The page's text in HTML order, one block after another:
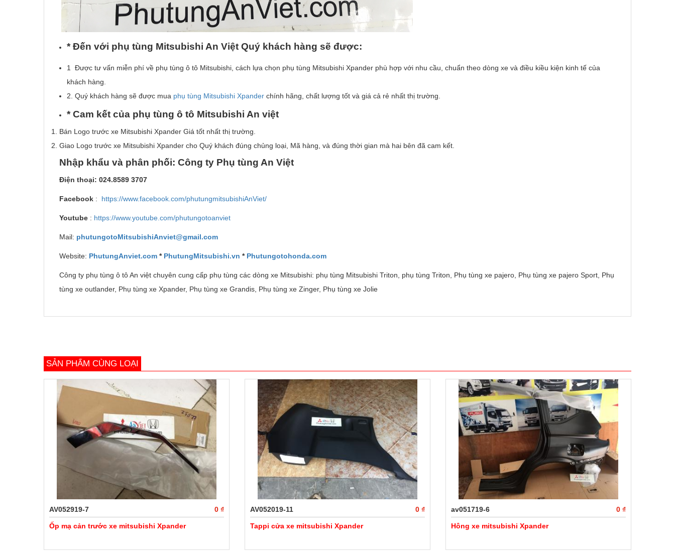
* Đến với phụ tùng Mitsubishi An Việt Quý khách hàng sẽ được:
1 Được tư vấn miễn phí về phụ tùng ô tô Mitsubishi, cách lựa chọn phụ tùng Mitsubishi Xpander phù hợp với nhu cầu, chuẩn theo dòng xe và điều kiều kiện kinh tế của
khách hàng.
2. Quý khách hàng sẽ được mua phụ tùng Mitsubishi Xpander chính hãng, chất lượng tốt và giá cả rẻ nhất thị trường.
*Cam kết của phụ tùng ô tô Mitsubishi An việt
Bán Logo trước xe Mitsubishi Xpander Giá tốt nhất thị trường.
Giao Logo trước xe Mitsubishi Xpander cho Quý khách đúng chủng loại, Mã hàng, và đúng thời gian mà hai bên đã cam kết.
Nhập khẩu và phân phối: Công ty Phụ tùng An Việt
Điện thoại: 024.8589 3707
Facebook : https://www.facebook.com/phutungmitsubishiAnViet/
Youtube : https://www.youtube.com/phutungotoanviet
Mail: phutungotoMitsubishiAnviet@gmail.com
Website: PhutungAnviet.com * PhutungMitsubishi.vn * Phutungotohonda.com
Công ty phụ tùng ô tô An việt chuyên cung cấp phụ tùng các dòng xe Mitsubishi: phụ tùng Mitsubishi Triton, phụ tùng Triton, Phụ tùng xe pajero, Phụ tùng xe pajero Sport, Phụ
tùng xe outlander, Phụ tùng xe Xpander, Phụ tùng xe Grandis, Phụ tùng xe Zinger, Phụ tùng xe Jolie
SẢN PHẨM CÙNG LOẠI
AV052919-7 0 ₫
Ốp mạ cản trước xe mitsubishi Xpander
AV052019-11 0 ₫
Tappi cửa xe mitsubishi Xpander
av051719-6 0 ₫
Hông xe mitsubishi Xpander